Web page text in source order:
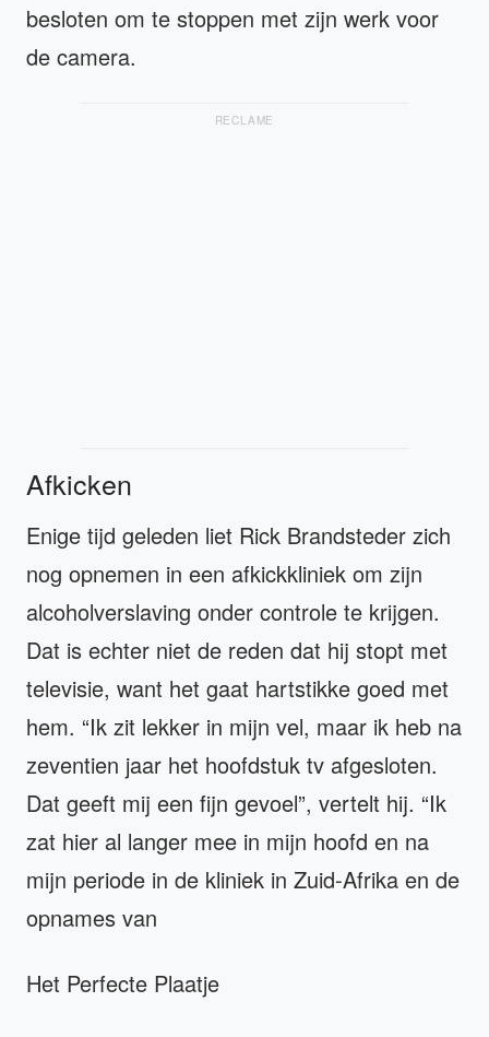
besloten om te stoppen met zijn werk voor
de camera.
RECLAME
Afkicken
Enige tijd geleden liet Rick Brandsteder zich
nog opnemen in een afkickkliniek om zijn
alcoholverslaving onder controle te krijgen.
Dat is echter niet de reden dat hij stopt met
televisie, want het gaat hartstikke goed met
hem. “Ik zit lekker in mijn vel, maar ik heb na
zeventien jaar het hoofdstuk tv afgesloten.
Dat geeft mij een fijn gevoel”, vertelt hij. “Ik
zat hier al langer mee in mijn hoofd en na
mijn periode in de kliniek in Zuid-Afrika en de
opnames van
Het Perfecte Plaatje